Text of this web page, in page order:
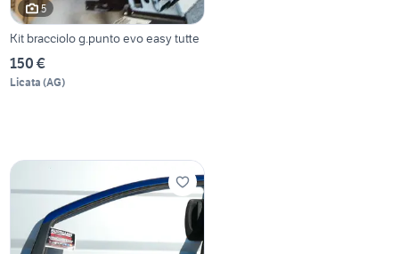
5
Kit bracciolo g.punto evo easy tutte
150 €
Licata (AG)